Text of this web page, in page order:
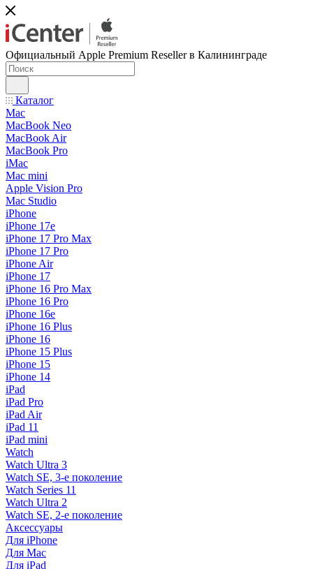
Официальный Apple Premium Reseller в Калининграде
Каталог
Mac
MacBook Neo
MacBook Air
MacBook Pro
iMac
Mac mini
Apple Vision Pro
Mac Studio
iPhone
iPhone 17e
iPhone 17 Pro Max
iPhone 17 Pro
iPhone Air
iPhone 17
iPhone 16 Pro Max
iPhone 16 Pro
iPhone 16e
iPhone 16 Plus
iPhone 16
iPhone 15 Plus
iPhone 15
iPhone 14
iPad
iPad Pro
iPad Air
iPad 11
iPad mini
Watch
Watch Ultra 3
Watch SE, 3-е поколение
Watch Series 11
Watch Ultra 2
Watch SE, 2-е поколение
Аксессуары
Для iPhone
Для Mac
Для iPad